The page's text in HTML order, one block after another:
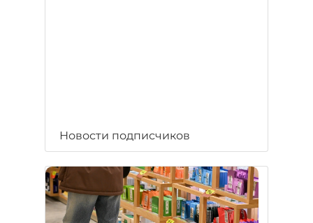
Новости подписчиков